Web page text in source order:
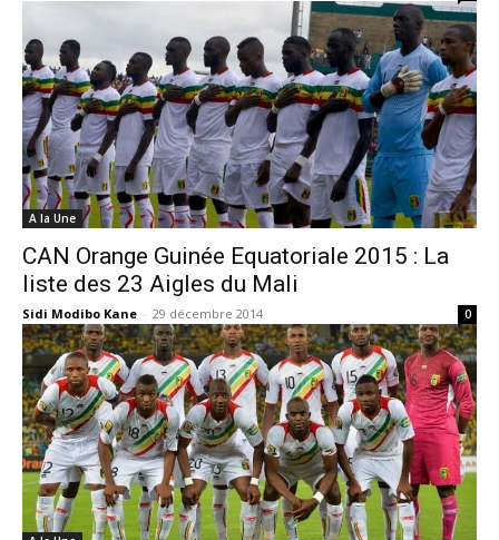
A la Une
CAN Orange Guinée Equatoriale 2015 : La
liste des 23 Aigles du Mali
Sidi Modibo Kane - 29 décembre 2014 0